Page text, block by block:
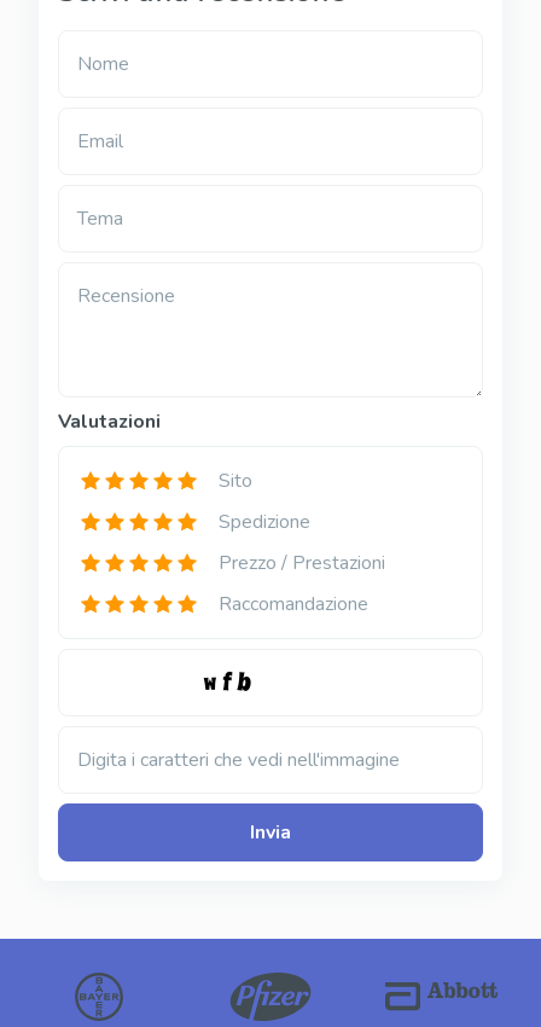
Nome
Email
Tema
Recensione
Valutazioni
Sito
Spedizione
Prezzo / Prestazioni
Raccomandazione
Digita i caratteri che vedi nell'immagine
Invia